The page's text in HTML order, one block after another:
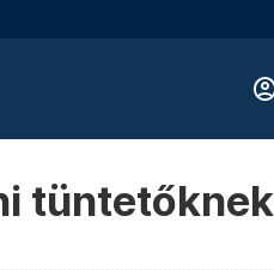
tüntetőknek